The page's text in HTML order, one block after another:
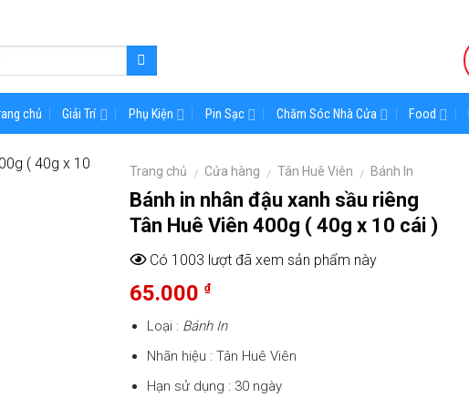
chủ Giải Trí Phụ Kiện Pin Sạc Chăm Sóc Nhà Cửa Food
Trang chủ / Cửa hàng / Tân Huê Viên / Bánh In
Bánh in nhân đậu xanh sầu riêng
Tân Huê Viên 400g ( 40g x 10 cái )
Có 1003 lượt đã xem sản phẩm này
65.000 ₫
Loại : Bánh In
Nhãn hiệu : Tân Huê Viên
Hạn sử dụng : 30 ngày